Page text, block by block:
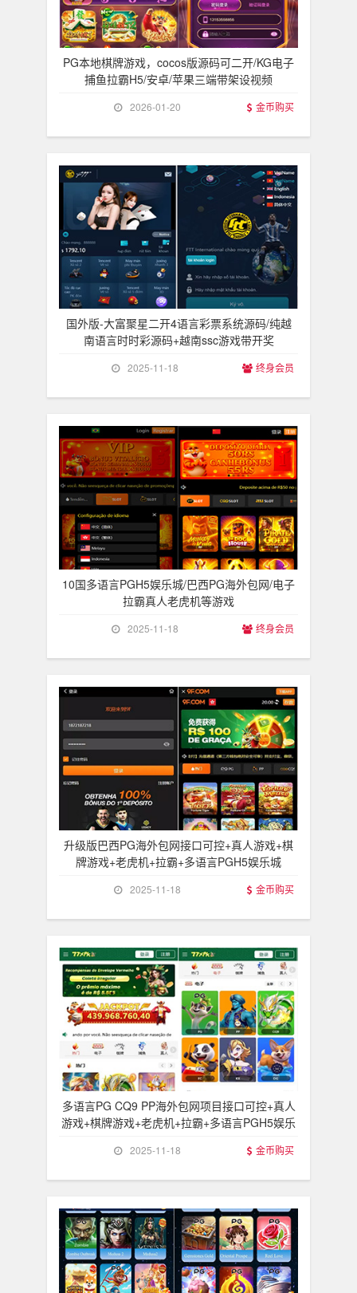
PG本地棋牌游戏，cocos版源码可二开/KG电子
捕鱼拉霸H5/安卓/苹果三端带架设视频
2026-01-20 金币购买
国外版-大富聚星二开4语言彩票系统源码/纯越
南语言时时彩源码+越南ssc游戏带开奖
2025-11-18 终身会员
10国多语言PGH5娱乐城/巴西PG海外包网/电子
拉霸真人老虎机等游戏
2025-11-18 终身会员
升级版巴西PG海外包网接口可控+真人游戏+棋
牌游戏+老虎机+拉霸+多语言PGH5娱乐城
2025-11-18 金币购买
多语言PG CQ9 PP海外包网项目接口可控+真人
游戏+棋牌游戏+老虎机+拉霸+多语言PGH5娱乐
2025-11-18 金币购买